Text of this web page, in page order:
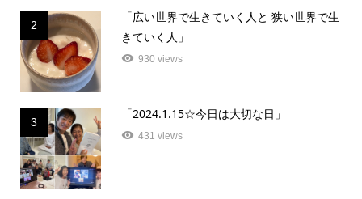
2
「広い世界で生きていく人と 狭い世界で生
きていく人」
930 views
3
「2024.1.15☆今日は大切な日」
431 views